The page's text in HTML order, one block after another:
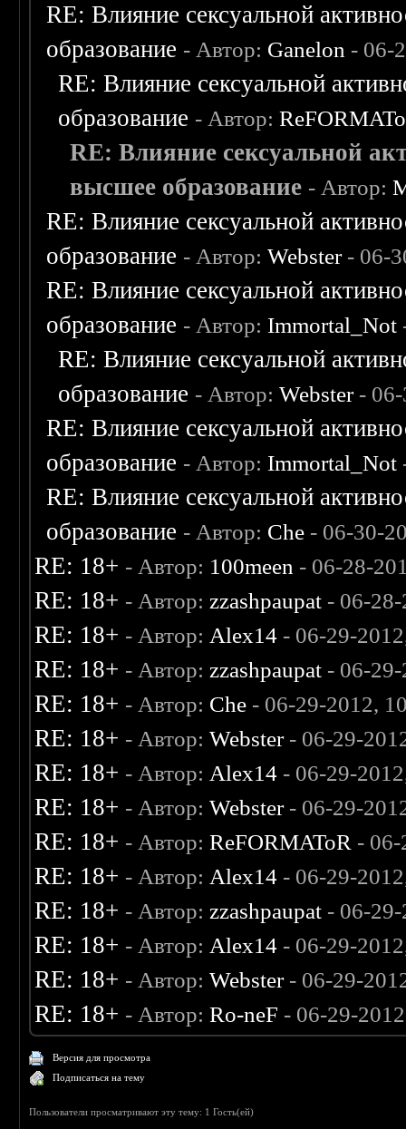
RE: Влияние сексуальной
образование - Автор: Ganelon - 06-
RE: Влияние сексуальной
образование - Автор:
RE: Влияние сексуальной
высшее образование - Автор:
RE: Влияние сексуальной
образование - Автор:Webster- 06-
RE: Влияние сексуальной
образование - Автор: Immortal_Not
RE: Влияние сексуальной
образование - Автор:Webster- 06-
RE: Влияние сексуальной
образование - Автор: Immortal_Not
RE: Влияние сексуальной
образование - Автор: Che - 06-30-
RE: 18+ - Автор: 100meen - 06-28-
RE: 18+ - Автор: zzashpaupat - 06-
RE: 18+ - Автор: Alex14 - 06-29-
RE: 18+ - Автор: zzashpaupat - 06-
RE: 18+ - Автор: Che - 06-29-2012,
RE: 18+ - Автор:Webster- 06-29-
RE: 18+ - Автор: Alex14 - 06-29-
RE: 18+ - Автор:Webster- 06-29-
RE: 18+ - Автор:ReFORMAToR -
RE: 18+ - Автор: Alex14 - 06-29-
RE: 18+ - Автор: zzashpaupat - 06-
RE: 18+ - Автор: Alex14 - 06-29-
RE: 18+ - Автор:Webster- 06-29-
RE: 18+ - Автор:Ro-neF - 06-29-
Версия для просмотра
Подписаться на тему
Пользователи просматривают эту тему: 1 Гость(ей)